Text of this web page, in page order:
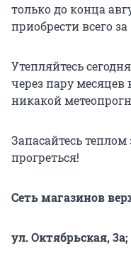
только до конца
приобрести всего за
Утепляйтесь
через пару месяцев
никакой
Запасайтесь
прогреться!
Сеть магазинов
ул. Октябрьская, 3а;